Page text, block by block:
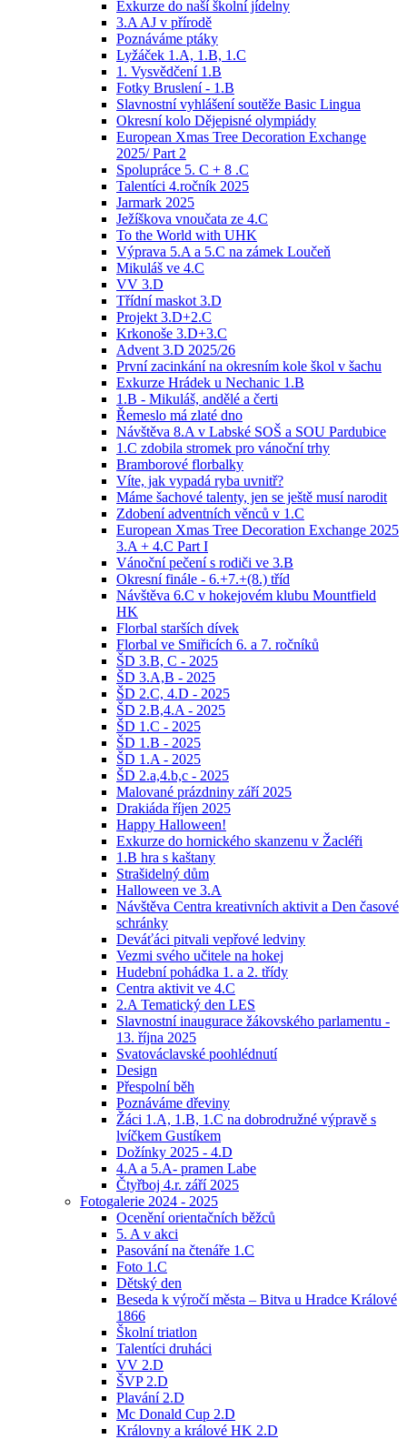
Exkurze do naší školní jídelny
3.A AJ v přírodě
Poznáváme ptáky
Lyžáček 1.A, 1.B, 1.C
1. Vysvědčení 1.B
Fotky Bruslení - 1.B
Slavnostní vyhlášení soutěže Basic Lingua
Okresní kolo Dějepisné olympiády
European Xmas Tree Decoration Exchange
2025/ Part 2
Spolupráce 5. C + 8 .C
Talentíci 4.ročník 2025
Jarmark 2025
Ježíškova vnoučata ze 4.C
To the World with UHK
Výprava 5.A a 5.C na zámek Loučeň
Mikuláš ve 4.C
VV 3.D
Třídní maskot 3.D
Projekt 3.D+2.C
Krkonoše 3.D+3.C
Advent 3.D 2025/26
První zacinkání na okresním kole škol v šachu
Exkurze Hrádek u Nechanic 1.B
1.B - Mikuláš, andělé a čerti
Řemeslo má zlaté dno
Návštěva 8.A v Labské SOŠ a SOU Pardubice
1.C zdobila stromek pro vánoční trhy
Bramborové florbalky
Víte, jak vypadá ryba uvnitř?
Máme šachové talenty, jen se ještě musí narodit
Zdobení adventních věnců v 1.C
European Xmas Tree Decoration Exchange 2025
3.A + 4.C Part I
Vánoční pečení s rodiči ve 3.B
Okresní finále - 6.+7.+(8.) tříd
Návštěva 6.C v hokejovém klubu Mountfield
HK
Florbal starších dívek
Florbal ve Smiřicích 6. a 7. ročníků
ŠD 3.B, C - 2025
ŠD 3.A,B - 2025
ŠD 2.C, 4.D - 2025
ŠD 2.B,4.A - 2025
ŠD 1.C - 2025
ŠD 1.B - 2025
ŠD 1.A - 2025
ŠD 2.a,4.b,c - 2025
Malované prázdniny září 2025
Drakiáda říjen 2025
Happy Halloween!
Exkurze do hornického skanzenu v Žacléři
1.B hra s kaštany
Strašidelný dům
Halloween ve 3.A
Návštěva Centra kreativních aktivit a Den časové
schránky
Deváťáci pitvali vepřové ledviny
Vezmi svého učitele na hokej
Hudební pohádka 1. a 2. třídy
Centra aktivit ve 4.C
2.A Tematický den LES
Slavnostní inaugurace žákovského parlamentu -
13. října 2025
Svatováclavské poohlédnutí
Design
Přespolní běh
Poznáváme dřeviny
Žáci 1.A, 1.B, 1.C na dobrodružné výpravě s
lvíčkem Gustíkem
Dožínky 2025 - 4.D
4.A a 5.A- pramen Labe
Čtyřboj 4.r. září 2025
Fotogalerie 2024 - 2025
Ocenění orientačních běžců
5. A v akci
Pasování na čtenáře 1.C
Foto 1.C
Dětský den
Beseda k výročí města – Bitva u Hradce Králové
1866
Školní triatlon
Talentíci druháci
VV 2.D
ŠVP 2.D
Plavání 2.D
Mc Donald Cup 2.D
Královny a králové HK 2.D